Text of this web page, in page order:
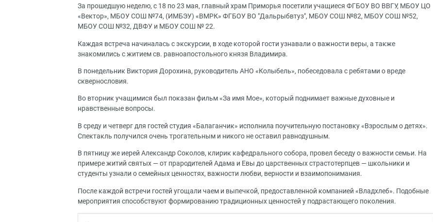
За прошедшую неделю, с 18 по 23 мая, главный храм Приморья посетили учащиеся ФГБОУ ВО ВВГУ, МБОУ ЦО
«Вектор», МБОУ СОШ №74, (ИМБЭУ) «ВМРК» ФГБОУ ВО "Дальрыбвтуз", МБОУ СОШ №82, МБОУ СОШ №52,
МБОУ СОШ №32, ДВФУ и МБОУ СОШ № 22.
Каждая встреча начиналась с экскурсии, в ходе которой гости узнавали о важности веры, а также
знакомились с житием св. равноапостольного князя Владимира.
В понедельник Виктория Дорохина, руководитель АНО «Колыбель», побеседовала с ребятами о вреде
сквернословия.
Во вторник учащимися был показан фильм «За имя Мое», который поднимает важные духовные и
нравственные вопросы.
В среду и четверг для гостей студия «Балаганчик» исполнила поучительную постановку «Взрослым о детях».
Спектакль получился очень трогательным и никого не оставил равнодушным.
В пятницу же иерей Александр Соколов, клирик кафедрального собора, провел беседу о важности семьи. На
примере житий святых — от прародителей Адама и Евы до царственных страстотерпцев — школьники и
студенты узнали о семейных ценностях, важности любви, верности и взаимопонимания.
После каждой встречи гостей угощали чаем и выпечкой, предоставленной компанией «Владхлеб». Подобные
мероприятия способствуют формированию традиционных ценностей у подрастающего поколения.